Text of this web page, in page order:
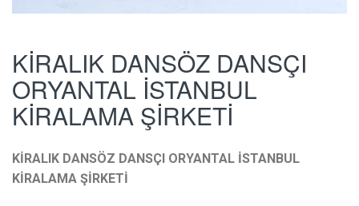
KİRALIK DANSÖZ DANSÇI
ORYANTAL İSTANBUL
KİRALAMA ŞİRKETİ
KİRALIK DANSÖZ DANSÇI ORYANTAL İSTANBUL
KİRALAMA ŞİRKETİ